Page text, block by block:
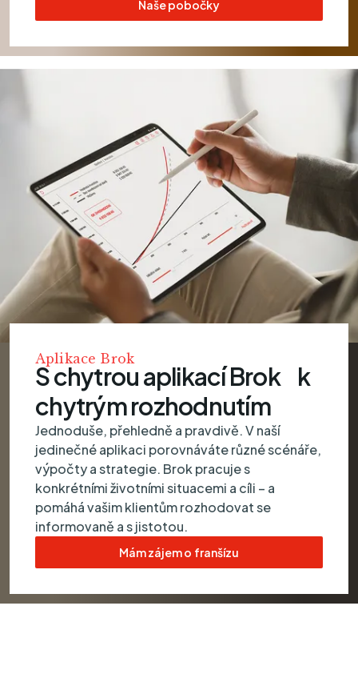
Naše pobočky
Aplikace Brok
S chytrou aplikací Brok k
chytrým rozhodnutím
Jednoduše, přehledně a pravdivě. V naší
jedinečné aplikaci porovnáváte různé scénáře,
výpočty a strategie. Brok pracuje s
konkrétními životními situacemi a cíli – a
pomáhá vašim klientům rozhodovat se
informovaně a s jistotou.
Mám zájem o franšízu